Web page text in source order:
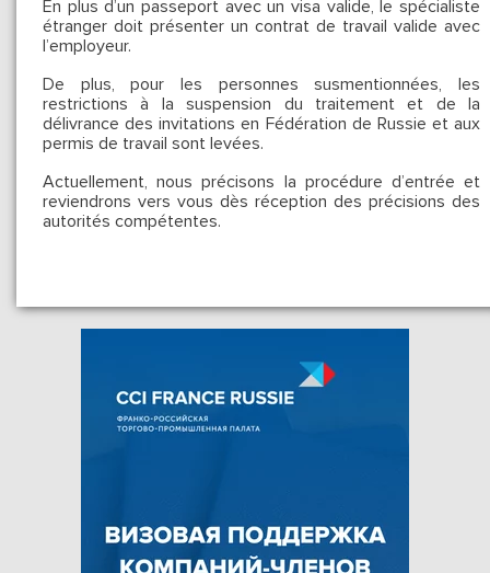
En plus d’un passeport avec un visa valide, le spécialiste
étranger doit présenter un contrat de travail valide avec
l’employeur.
De plus, pour les personnes susmentionnées, les
restrictions à la suspension du traitement et de la
délivrance des invitations en Fédération de Russie et aux
permis de travail sont levées.
Actuellement, nous précisons la procédure d’entrée et
reviendrons vers vous dès réception des précisions des
autorités compétentes.